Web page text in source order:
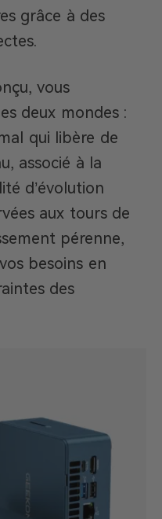
grâce à des
vous
deux mondes :
qui libère de
associé à la
d’évolution
aux tours de
pérenne,
besoins en
des